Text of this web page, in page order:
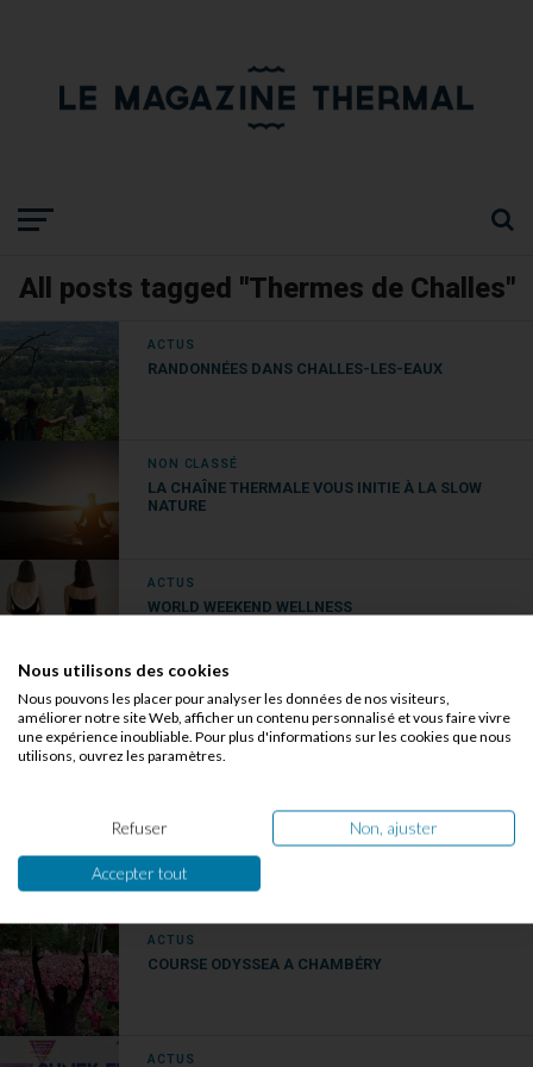
All posts tagged "Thermes de Challes"
ACTUS
RANDONNÉES DANS CHALLES-LES-EAUX
NON CLASSÉ
LA CHAÎNE THERMALE VOUS INITIE À LA SLOW
NATURE
ACTUS
WORLD WEEKEND WELLNESS
ACTUS
EXCLUSIVITÉ : YOGA DU SON À CHALLES-LES-
EAUX
ENDOMÉTRIOSE : ELLES TÉMOIGNENT
ACTUS
COURSE ODYSSEA A CHAMBÉRY
ACTUS
Nous utilisons des cookies
Nous pouvons les placer pour analyser les données de nos visiteurs,
améliorer notre site Web, afficher un contenu personnalisé et vous faire vivre
une expérience inoubliable. Pour plus d'informations sur les cookies que nous
utilisons, ouvrez les paramètres.
Refuser Non, ajuster
Accepter tout